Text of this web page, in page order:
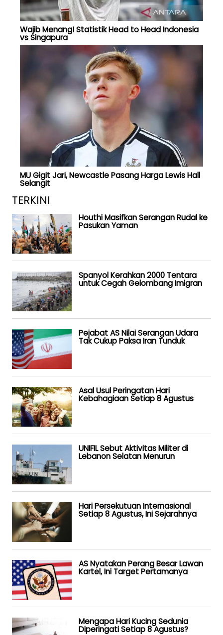
Wajib Menang! Statistik Head to Head Indonesia
vs Singapura
MU Gigit Jari, Newcastle Pasang Harga Lewis Hall
Selangit
TERKINI
Houthi Masifkan Serangan Rudal ke
Pasukan Yaman
Spanyol Kerahkan 2000 Tentara
untuk Cegah Gelombang Imigran
Pejabat AS Nilai Serangan Udara
Tak Cukup Paksa Iran Tunduk
Asal Usul Peringatan Hari
Kebahagiaan Setiap 8 Agustus
UNIFIL Sebut Aktivitas Militer di
Lebanon Selatan Menurun
Hari Persekutuan Internasional
Setiap 8 Agustus, Ini Sejarahnya
AS Nyatakan Perang Besar Lawan
Kartel, Ini Target Pertamanya
Mengapa Hari Kucing Sedunia
Diperingati Setiap 8 Agustus?